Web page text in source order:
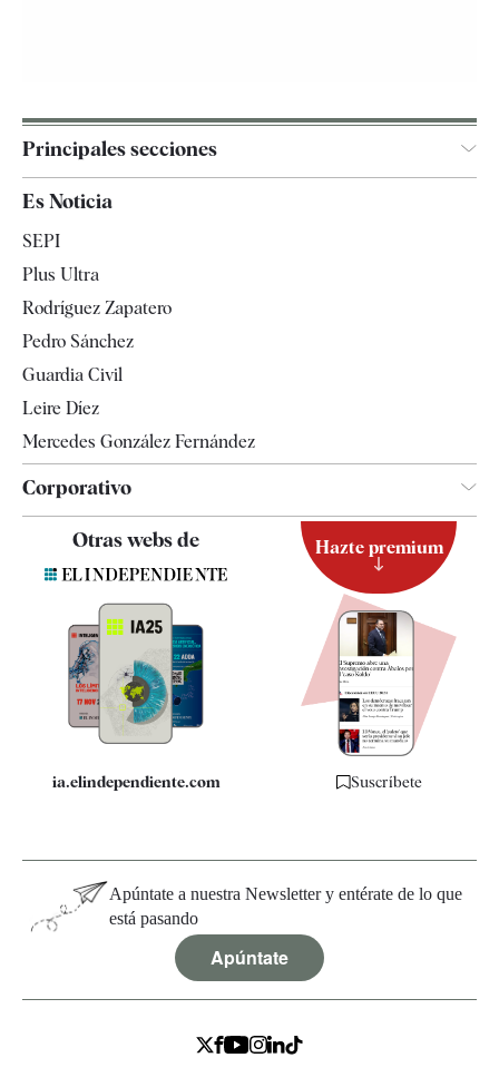
Principales secciones
Televisión
Es Noticia
SEPI
Plus Ultra
Rodríguez Zapatero
Pedro Sánchez
Guardia Civil
Leire Díez
Mercedes González Fernández
Corporativo
Quiénes somos
Especificaciones
Otras webs de
ia.elindependiente.com
Hazte premium
Suscríbete
Apúntate a nuestra Newsletter y entérate de lo que
está pasando
Apúntate